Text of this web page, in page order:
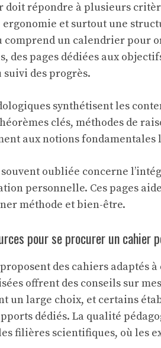
doit répondre à plusieurs
et surtout une
comprend un calendrier pour
des pages dédiées aux
suivi des progrès.
synthétisent les
clés, méthodes de
aux notions fondamentales
oubliée concerne
personnelle. Ces pages
méthode et bien-être.
pour se procurer un cahier
des cahiers adaptés
offrent des conseils sur
un large choix, et certains
dédiés. La qualité
filières scientifiques, où les